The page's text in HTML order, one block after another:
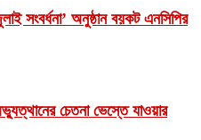
সংবর্ধনা’ অনুষ্ঠান বয়কট এনসিপির
চেতনা ভেস্তে যাওয়ার